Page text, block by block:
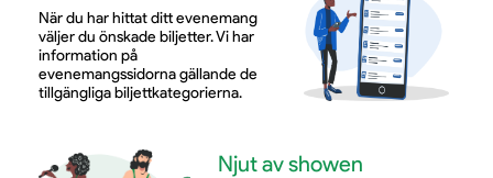
När du har hittat ditt evenemang
väljer du önskade biljetter. Vi har
information på
evenemangssidorna gällande de
tillgängliga biljettkategorierna.
Njut av showen